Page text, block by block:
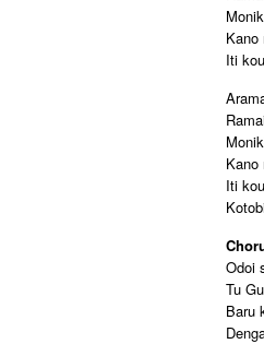
Kano
Iti
Kano
Iti
Odoi
Tu
Baru